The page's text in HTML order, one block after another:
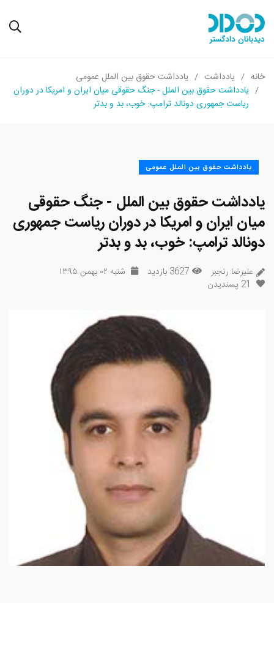
خانه یادداشت
یادداشت حقوق بین الملل عمومی
یادداشت حقوق بین الملل - جنگ حقوقی میان ایران و امریکا در دوران
ریاست جمهوری دونالد ترامپ: خوب، بد و بدتر
یادداشت حقوق بین الملل عمومی
یادداشت حقوق بین الملل - جنگ حقوقی
میان ایران و امریکا در دوران ریاست جمهوری
دونالد ترامپ: خوب، بد و بدتر
علیرضا رنجبر 3627 بازدید
شنبه ۰۲ بهمن ۱۳۹۵
21 پسندیدن